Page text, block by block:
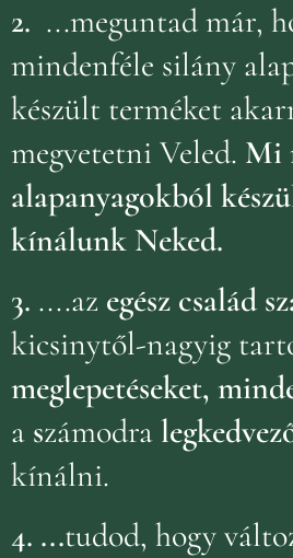
2. ...meguntad már,
mindenféle silány
készült terméket
megvetetni Veled. Mi
alapanyagokból
kínálunk Neked.
3. ....az egész család
kicsinytől-nagyig
meglepetéseket,
a számodra
kínálni.
4. ...tudod, hogy